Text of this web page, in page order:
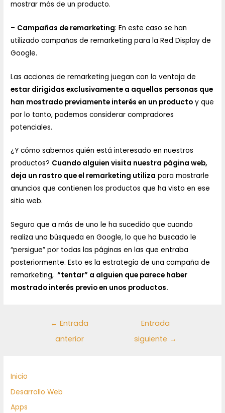
mostrar más de un producto.
– Campañas de remarketing: En este caso se han
utilizado campañas de remarketing para la Red Display de
Google.
Las acciones de remarketing juegan con la ventaja de
estar dirigidas exclusivamente a aquellas personas que
han mostrado previamente interés en un producto y que
por lo tanto, podemos considerar compradores
potenciales.
¿Y cómo sabemos quién está interesado en nuestros
productos? Cuando alguien visita nuestra página web,
deja un rastro que el remarketing utiliza para mostrarle
anuncios que contienen los productos que ha visto en ese
sitio web.
Seguro que a más de uno le ha sucedido que cuando
realiza una búsqueda en Google, lo que ha buscado le
“persigue” por todas las páginas en las que entraba
posteriormente. Esto es la estrategia de una campaña de
remarketing, “tentar” a alguien que parece haber
mostrado interés previo en unos productos.
← Entrada
anterior
Entrada
siguiente →
Inicio
Desarrollo Web
Apps